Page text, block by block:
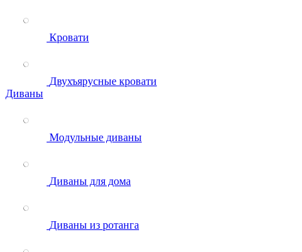
Кровати
Двухъярусные кровати
Диваны
Модульные диваны
Диваны для дома
Диваны из ротанга